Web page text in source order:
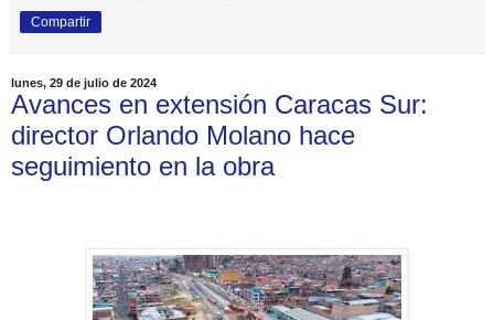
Compartir
lunes, 29 de julio de 2024
Avances en extensión Caracas Sur:
director Orlando Molano hace
seguimiento en la obra